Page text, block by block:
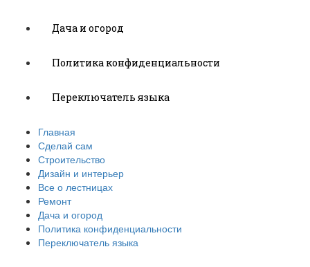
Дача и огород
Политика конфиденциальности
Переключатель языка
Главная
Сделай сам
Строительство
Дизайн и интерьер
Все о лестницах
Ремонт
Дача и огород
Политика конфиденциальности
Переключатель языка